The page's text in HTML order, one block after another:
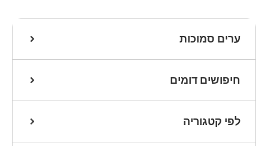
ערים סמוכות
חיפושים דומים
לפי קטגוריה